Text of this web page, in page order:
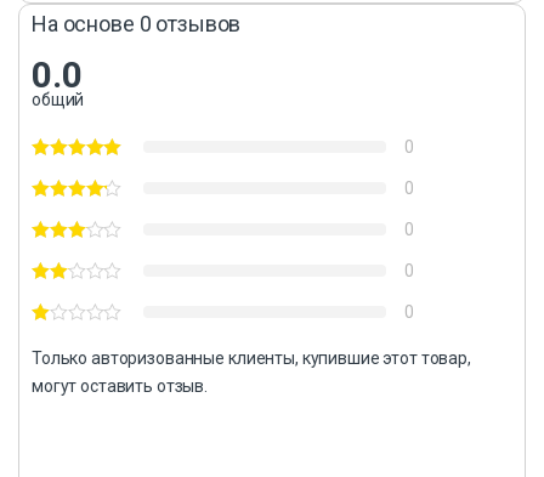
На основе 0 отзывов
0.0
общий
0
0
0
0
0
Только авторизованные клиенты, купившие этот товар,
могут оставить отзыв.